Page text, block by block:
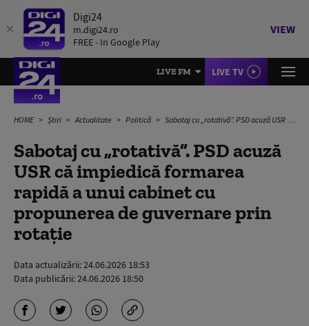
Digi24
m.digi24.ro
FREE - In Google Play
VIEW
LIVE FM LIVE TV
HOME Știri Actualitate Politică Sabotaj cu „rotativă”. PSD acuză USR că impiedică formarea rapidă a unui cabinet cu propunerea de guvernare prin rotație
Sabotaj cu „rotativă”. PSD acuză
USR că impiedică formarea
rapidă a unui cabinet cu
propunerea de guvernare prin
rotație
Data actualizării:24.06.2026 18:53
Data publicării:24.06.2026 18:50